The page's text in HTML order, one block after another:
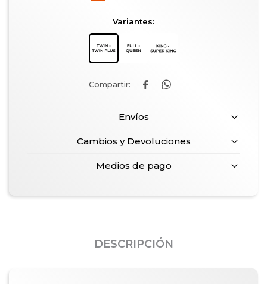
Variantes:
 
Envíos
Cambios y Devoluciones
Medios de pago
DESCRIPCIÓN